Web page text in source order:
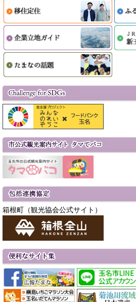
箱根町（観光協会公式サイト）